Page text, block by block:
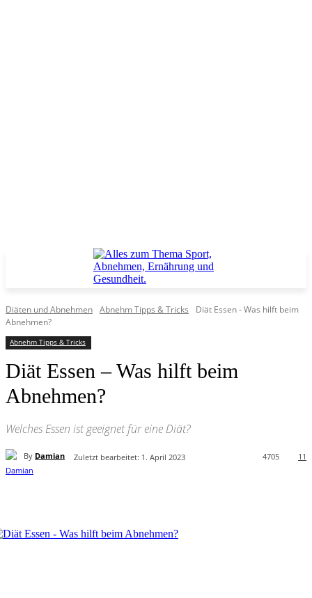
Diäten und Abnehmen Abnehm Tipps & Tricks
Diät Essen - Was hilft beim
Abnehmen?
Abnehm Tipps & Tricks
Diät Essen – Was hilft beim
Abnehmen?
Welches Essen ist geeignet für eine Diät?
By Damian Zuletzt bearbeitet: 1. April 2023 11
4705